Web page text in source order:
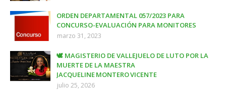
ORDEN DEPARTAMENTAL 057/2023 PARA
CONCURSO-EVALUACIÓN PARA MONITORES
marzo 31, 2023
🕊️ MAGISTERIO DE VALLEJUELO DE LUTO POR LA
MUERTE DE LA MAESTRA
JACQUELINE MONTERO VICENTE
julio 25, 2026